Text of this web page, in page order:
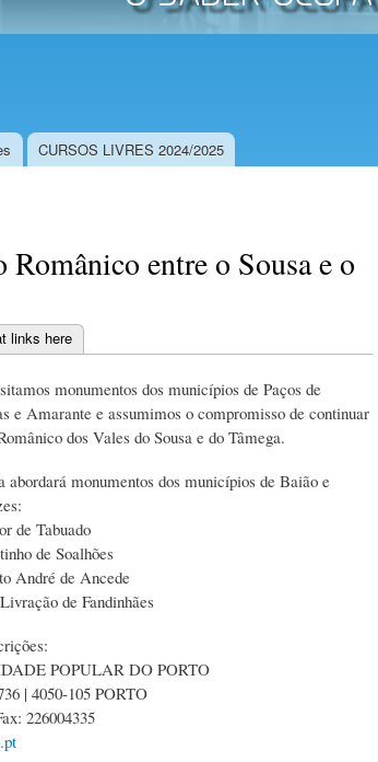
CURSOS LIVRES 2024/2025
Românico entre o Sousa e o
primários
ativo)
links here
monumentos dos municípios de Paços de
e Amarante e assumimos o compromisso de continuar
dos Vales do Sousa e do Tâmega.
abordará monumentos dos municípios de Baião e
de Tabuado
de Soalhões
André de Ancede
de Fandinhães
POPULAR DO PORTO
| 4050-105 PORTO
226004335